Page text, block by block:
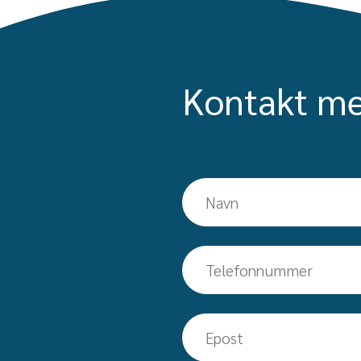
Kontakt
Navn
Telefon
Epost